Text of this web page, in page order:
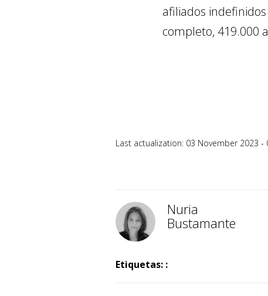
afiliados
completo, 419.000
Last actualization: 03 November 2023 -
Nuria
Bustamante
Etiquetas: